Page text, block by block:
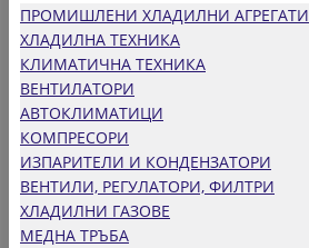
ПРОМИШЛЕНИ ХЛАДИЛНИ АГРЕГАТИ
ХЛАДИЛНА ТЕХНИКА
КЛИМАТИЧНА ТЕХНИКА
ВЕНТИЛАТОРИ
АВТОКЛИМАТИЦИ
КОМПРЕСОРИ
ИЗПАРИТЕЛИ И КОНДЕНЗАТОРИ
ВЕНТИЛИ, РЕГУЛАТОРИ, ФИЛТРИ
ХЛАДИЛНИ ГАЗОВЕ
МЕДНА ТРЪБА